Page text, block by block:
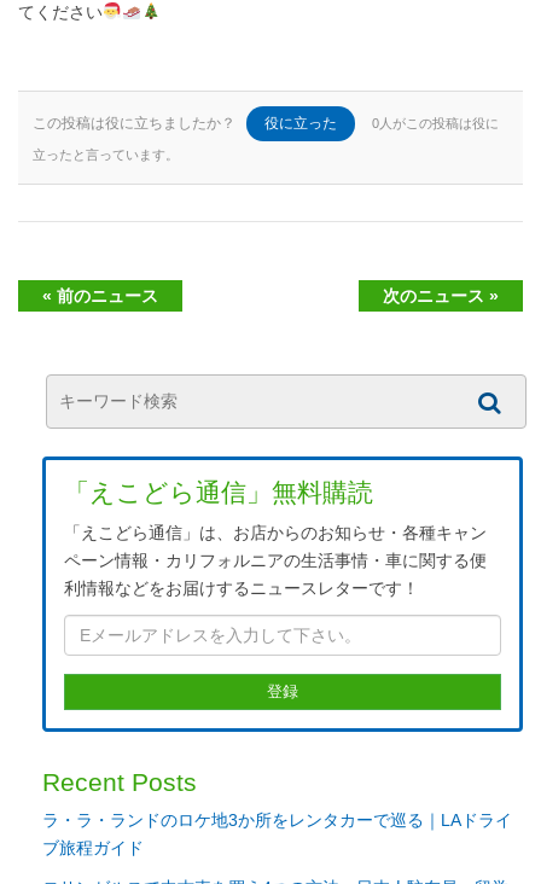
てください
この投稿は役に立ちましたか？ 役に立った 0人がこの投稿は役に
立ったと言っています。
« 前のニュース 次のニュース »
「えこどら通信」無料購読
「えこどら通信」は、お店からのお知らせ・各種キャン
ペーン情報・カリフォルニアの生活事情・車に関する便
利情報などをお届けするニュースレターです！
Recent Posts
ラ・ラ・ランドのロケ地3か所をレンタカーで巡る｜LAドライ
ブ旅程ガイド